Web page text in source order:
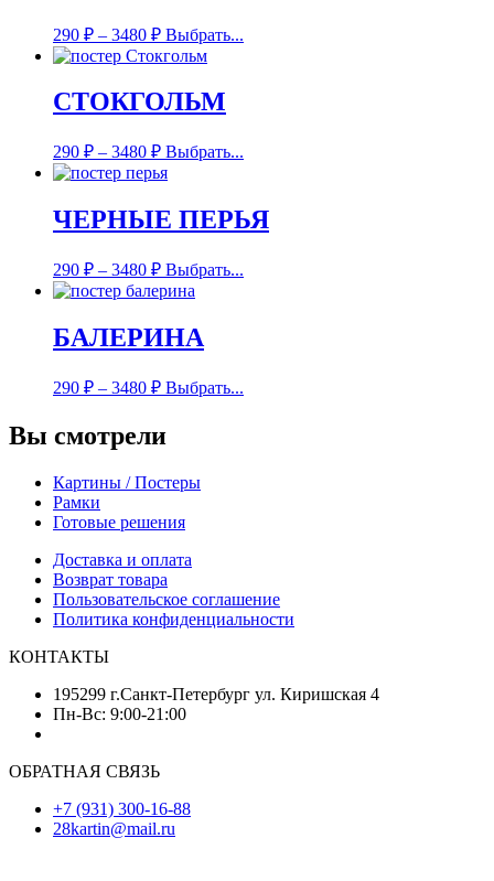
290 ₽ – 3480 ₽ Выбрать...
СТОКГОЛЬМ
290 ₽ – 3480 ₽ Выбрать...
ЧЕРНЫЕ ПЕРЬЯ
290 ₽ – 3480 ₽ Выбрать...
БАЛЕРИНА
290 ₽ – 3480 ₽ Выбрать...
Вы смотрели
Картины / Постеры
Рамки
Готовые решения
Доставка и оплата
Возврат товара
Пользовательское соглашение
Политика конфиденциальности
КОНТАКТЫ
195299 г.Санкт-Петербург ул. Киришская 4
Пн-Вс: 9:00-21:00
ОБРАТНАЯ СВЯЗЬ
+7 (931) 300-16-88
28kartin@mail.ru